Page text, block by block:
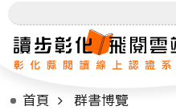
首頁 群書博覽